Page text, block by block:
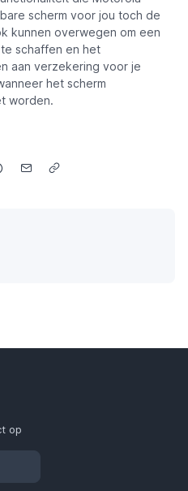
scherm voor jou toch de
kunnen overwegen om een
schaffen en het
aan verzekering voor je
het scherm
worden.
op